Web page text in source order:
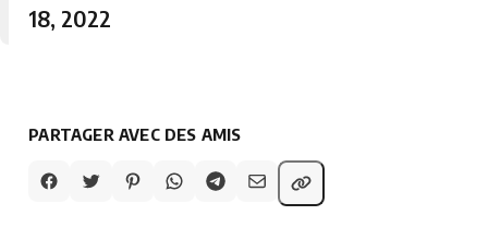
18, 2022
PARTAGER AVEC DES AMIS